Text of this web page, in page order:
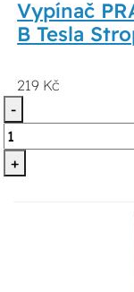
Vypínač
B Tesla
219 Kč
-
+